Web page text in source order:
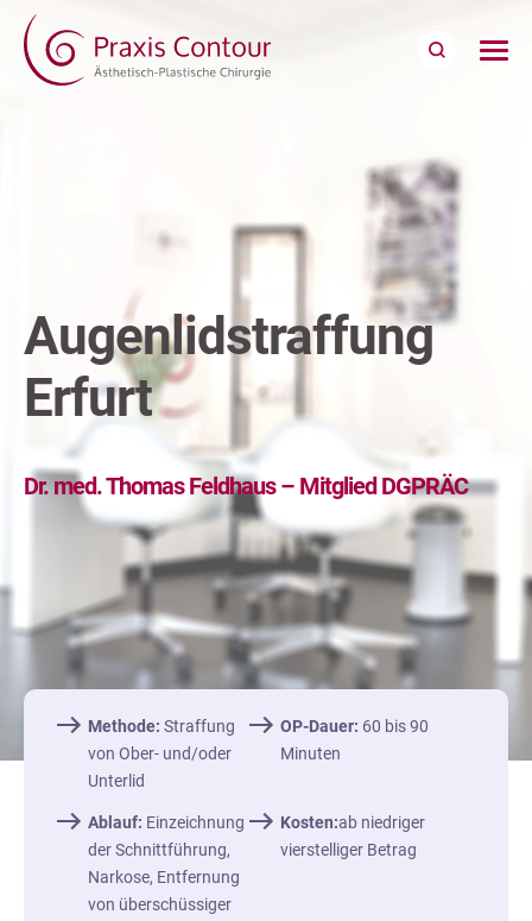
Augenlidstraffung
Erfurt
Dr. med. Thomas Feldhaus – Mitglied DGPRÄC
Methode: Straffung
von Ober- und/oder
Unterlid
OP-Dauer: 60 bis 90
Minuten
Ablauf: Einzeichnung
der Schnittführung,
Narkose, Entfernung
von überschüssiger
Kosten:ab niedriger
vierstelliger Betrag